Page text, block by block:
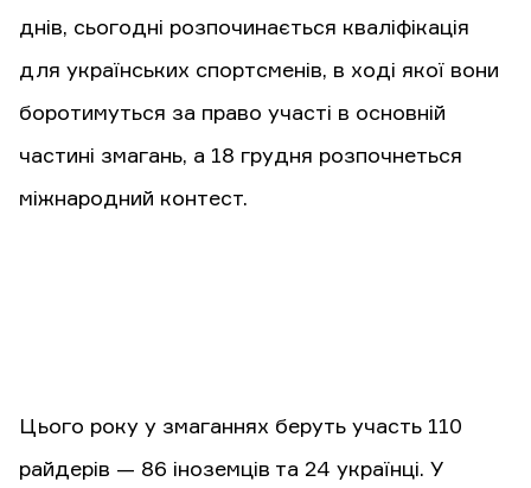
днів, сьогодні розпочинається кваліфікація
для українських спортсменів, в ході якої вони
боротимуться за право участі в основній
частині змагань, а 18 грудня розпочнеться
міжнародний контест.
Цього року у змаганнях беруть участь 110
райдерів — 86 іноземців та 24 українці. У